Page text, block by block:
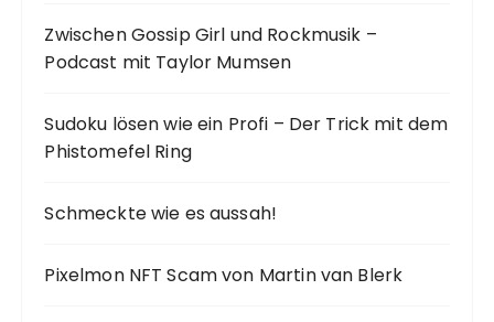
Zwischen Gossip Girl und Rockmusik –
Podcast mit Taylor Mumsen
Sudoku lösen wie ein Profi – Der Trick mit dem
Phistomefel Ring
Schmeckte wie es aussah!
Pixelmon NFT Scam von Martin van Blerk